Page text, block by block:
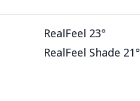
RealFeel 23°
RealFeel Shade 21°